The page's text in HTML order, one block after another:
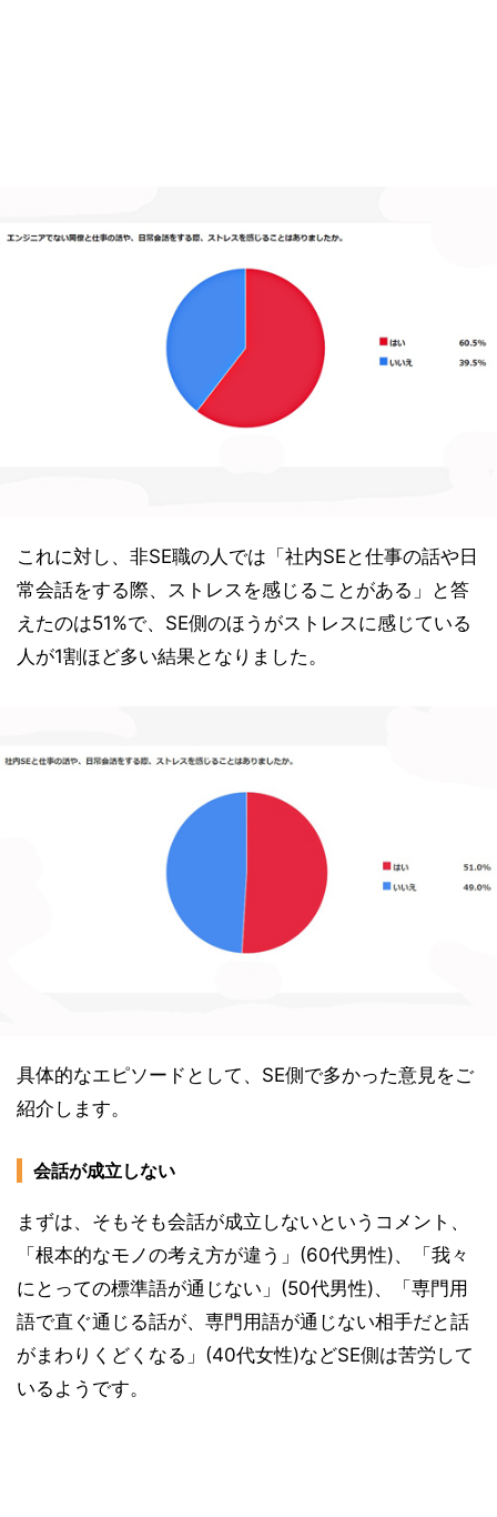
これに対し、非SE職の人では「社内SEと仕事の話や日
常会話をする際、ストレスを感じることがある」と答
えたのは51%で、SE側のほうがストレスに感じている
人が1割ほど多い結果となりました。
具体的なエピソードとして、SE側で多かった意見をご
紹介します。
会話が成立しない
まずは、そもそも会話が成立しないというコメント、
「根本的なモノの考え方が違う」(60代男性)、「我々
にとっての標準語が通じない」(50代男性)、「専門用
語で直ぐ通じる話が、専門用語が通じない相手だと話
がまわりくどくなる」(40代女性)などSE側は苦労して
いるようです。